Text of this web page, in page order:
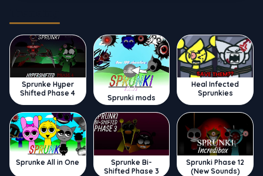
Sprunke Hyper
Shifted Phase 4
Sprunki mods
Heal Infected
Sprunkies
Sprunke All in One
Sprunke Bi-
Shifted Phase 3
Sprunki Phase 12
(New Sounds)